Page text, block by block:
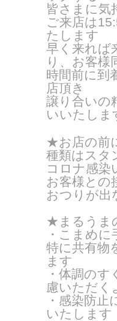
皆さまに気
ご来店は
たします
早く来れば
り、お客様
時間前に到
店頂き
譲り合いの
いいたしま
★お店の前
種類はスタ
コロナ感染
お客様との
おつりが出
★まるうま
・こまめ
特に共有物
ます
・体調の
慮いただく
・感染防
いたします